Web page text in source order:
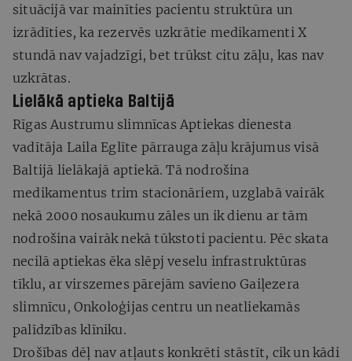
situācijā var mainīties pacientu struktūra un
izrādīties, ka rezervēs uzkrātie medikamenti X
stundā nav vajadzīgi, bet trūkst citu zāļu, kas nav
uzkrātas.
Lielākā aptieka Baltijā
Rīgas Austrumu slimnīcas Aptiekas dienesta
vadītāja Laila Eglīte pārrauga zāļu krājumus visā
Baltijā lielākajā aptiekā. Tā nodrošina
medikamentus trim stacionāriem, uzglabā vairāk
nekā 2000 nosaukumu zāles un ik dienu ar tām
nodrošina vairāk nekā tūkstoti pacientu. Pēc skata
necilā aptiekas ēka slēpj veselu infrastruktūras
tīklu, ar virszemes pārejām savieno Gaiļezera
slimnīcu, Onkoloģijas centru un neatliekamās
palīdzības klīniku.
Drošības dēļ nav atļauts konkrēti stāstīt, cik un kādi